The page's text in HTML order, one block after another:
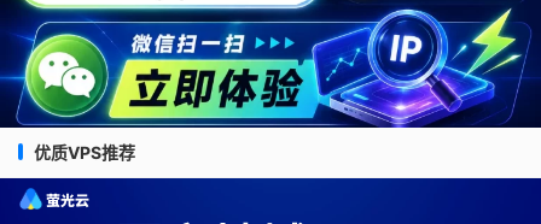
优质VPS推荐